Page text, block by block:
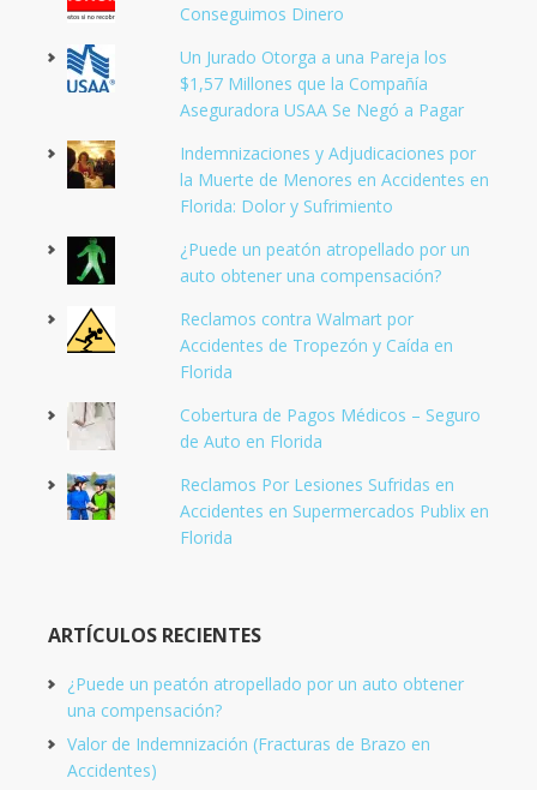
Conseguimos Dinero
Un Jurado Otorga a una Pareja los
$1,57 Millones que la Compañía
Aseguradora USAA Se Negó a Pagar
Indemnizaciones y Adjudicaciones por
la Muerte de Menores en Accidentes en
Florida: Dolor y Sufrimiento
¿Puede un peatón atropellado por un
auto obtener una compensación?
Reclamos contra Walmart por
Accidentes de Tropezón y Caída en
Florida
Cobertura de Pagos Médicos – Seguro
de Auto en Florida
Reclamos Por Lesiones Sufridas en
Accidentes en Supermercados Publix en
Florida
ARTÍCULOS RECIENTES
¿Puede un peatón atropellado por un auto obtener
una compensación?
Valor de Indemnización (Fracturas de Brazo en
Accidentes)